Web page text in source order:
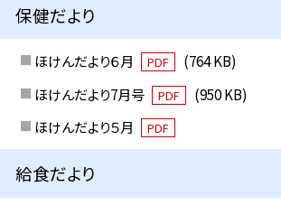
保健だより
ほけんだより６月 PDF
(764 KB)
ほけんだより7月号
PDF
(950 KB)
ほけんだより５月
PDF
給食だより